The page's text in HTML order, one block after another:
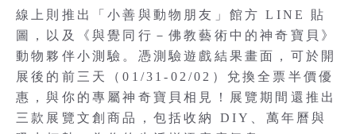
線上則推出「小善與動物朋友」館方 LINE 貼
圖，以及《與覺同行－佛教藝術中的神奇寶貝》
動物夥伴小測驗。憑測驗遊戲結果畫面，可於開
展後的前三天（01/31-02/02）兌換全票半價優
惠，與你的專屬神奇寶貝相見！展覽期間還推出
三款展覽文創商品，包括收納 DIY、萬年曆與